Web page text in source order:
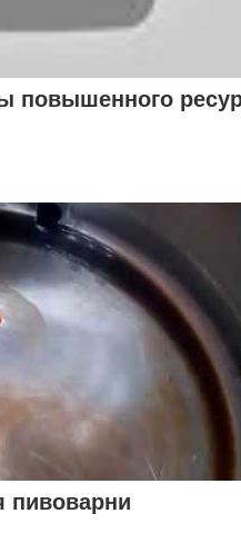
повышенного
пивоварни